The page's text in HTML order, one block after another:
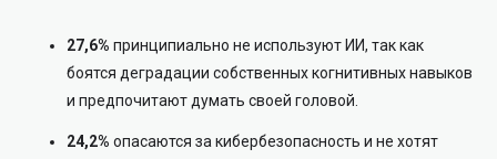
27,6% принципиально не используют ИИ, так как
боятся деградации собственных когнитивных навыков
и предпочитают думать своей головой.
24,2% опасаются за кибербезопасность и не хотят